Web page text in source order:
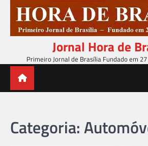
content
Jornal Hora de
Primeiro Jornal de Brasília Fundado em
Categoria: